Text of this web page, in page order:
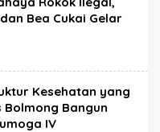
Bea Cukai Gelar
Kesehatan yang
Bolmong Bangun
IV